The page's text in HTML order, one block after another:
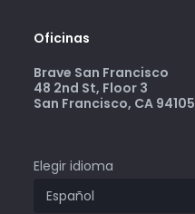
Oficinas
Brave San Francisco
48 2nd St, Floor 3
San Francisco, CA 94105
Elegir idioma